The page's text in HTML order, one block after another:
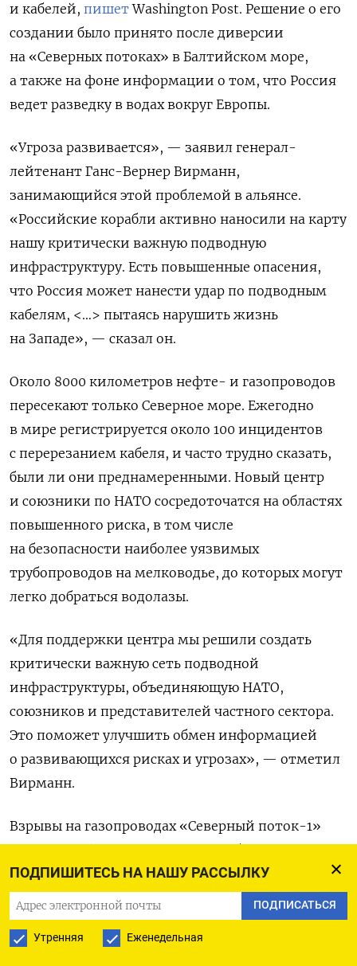
ПОДПИШИТЕСЬ НА НАШУ РАССЫЛКУ
ПОДПИСАТЬСЯ
Утренняя Еженедельная
и кабелей, пишетWashington Post. Решение о его
создании было принято после диверсии
на «Северных потоках» в Балтийском море,
а также на фоне информации о том, что Россия
ведет разведку в водах вокруг Европы.
«Угроза развивается», — заявил генерал-
лейтенант Ганс-Вернер Вирманн,
занимающийся этой проблемой в альянсе.
«Российские корабли активно наносили на карту
нашу критически важную подводную
инфраструктуру. Есть повышенные опасения,
что Россия может нанести удар по подводным
кабелям, <…> пытаясь нарушить жизнь
на Западе», — сказал он.
Около 8000 километров нефте- и газопроводов
пересекают только Северное море. Ежегодно
в мире регистрируется около 100 инцидентов
с перерезанием кабеля, и часто трудно сказать,
были ли они преднамеренными. Новый центр
и союзники по НАТО сосредоточатся на областях
повышенного риска, в том числе
на безопасности наиболее уязвимых
трубопроводов на мелководье, до которых могут
легко добраться водолазы.
«Для поддержки центра мы решили создать
критически важную сеть подводной
инфраструктуры, объединяющую НАТО,
союзников и представителей частного сектора.
Это поможет улучшить обмен информацией
о развивающихся рисках и угрозах», — отметил
Вирманн.
Взрывы на газопроводах «Северный поток-1»
для транспортировки российского природного
газа в Германию, произошли 26 сентября. Кто
за этим стоит, до сих пор неизвестно. Прокурор
Швецииговорил , что расследование близится